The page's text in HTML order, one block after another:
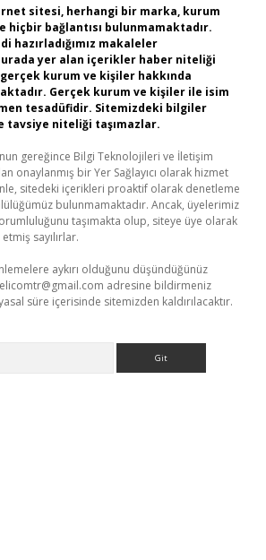
sitesi, herhangi bir marka, kurum
hiçbir bağlantısı bulunmamaktadır.
hazırladığımız makaleler
yer alan içerikler haber niteliği
kurum ve kişiler hakkında
Gerçek kurum ve kişiler ile isim
tesadüfidir. Sitemizdeki bilgiler
tavsiye niteliği taşımazlar.
gereğince Bilgi Teknolojileri ve İletişim
onaylanmış bir Yer Sağlayıcı olarak hizmet
sitedeki içerikleri proaktif olarak denetleme
bulunmamaktadır. Ancak, üyelerimiz
taşımakta olup, siteye üye olarak
sayılırlar.
aykırı olduğunu düşündüğünüz
adresine bildirmeniz
süre içerisinde sitemizden kaldırılacaktır.